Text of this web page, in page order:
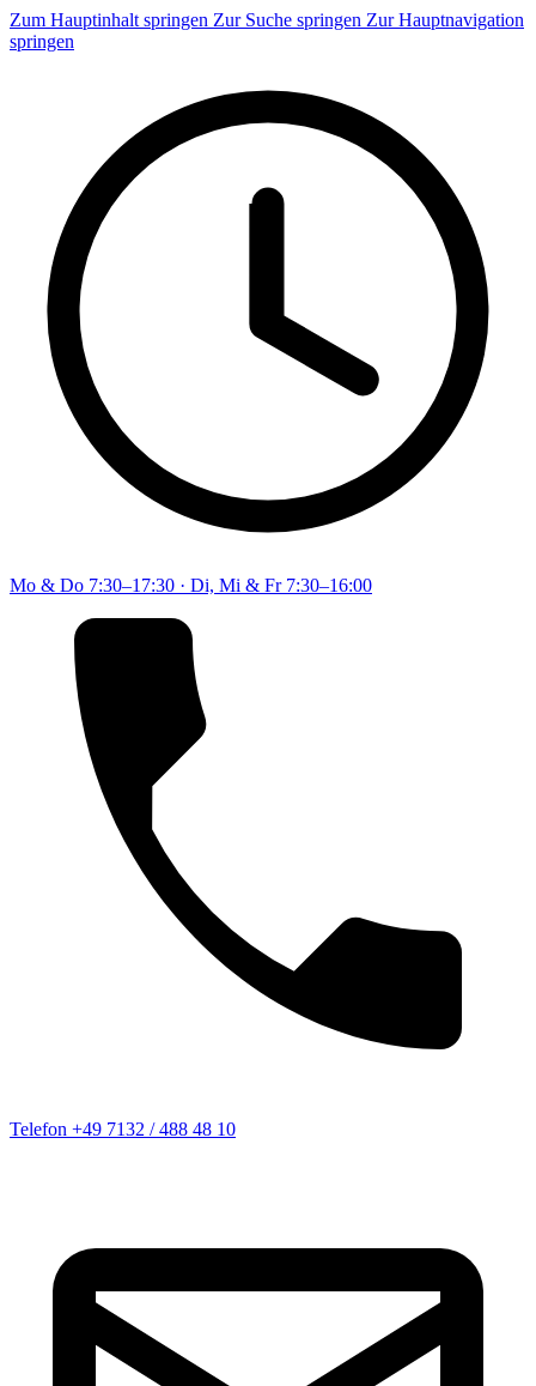
Zum Hauptinhalt springen Zur Suche springen Zur Hauptnavigation
springen
Mo & Do 7:30–17:30 · Di, Mi & Fr 7:30–16:00
Telefon +49 7132 / 488 48 10